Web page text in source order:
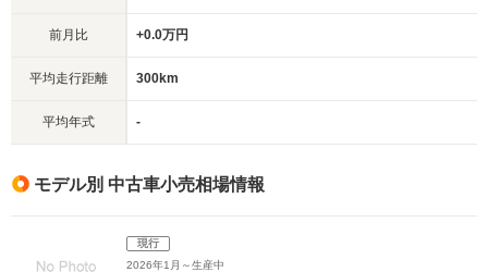
前月比 +0.0万円
平均走行距離 300km
平均年式 -
モデル別 中古車小売相場情報
現行
2026年1月～生産中